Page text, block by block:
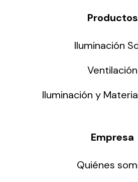
Productos
Iluminación
Ventilación
Iluminación y
Empresa
Quiénes